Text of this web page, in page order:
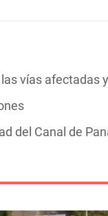
vías afectadas
del Canal de